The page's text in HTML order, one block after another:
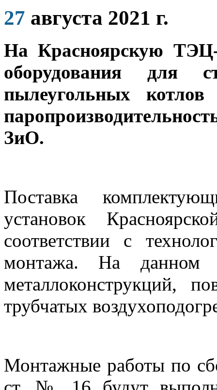
27 августа 2021 г.
На Красноярскую ТЭЦ-
оборудования для
пылеугольных
ЗиО.
Поставка
установок
соответствии с
монтажа. На данном
металлоконструкций,
трубчатых
Монтажные работы по